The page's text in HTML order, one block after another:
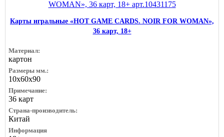
Карты игральные «HOT GAME CARDS. NOIR FOR WOMAN»,
36 карт, 18+
Материал:
картон
Размеры мм.:
10х60х90
Примечание:
36 карт
Страна-производитель:
Китай
Информация